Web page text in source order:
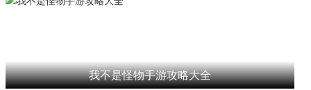
我不是怪物手游攻略大全